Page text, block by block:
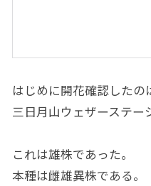
はじめに開花確認したの
三日月山ウェザーステー
これは雄株であった。
本種は雌雄異株である。